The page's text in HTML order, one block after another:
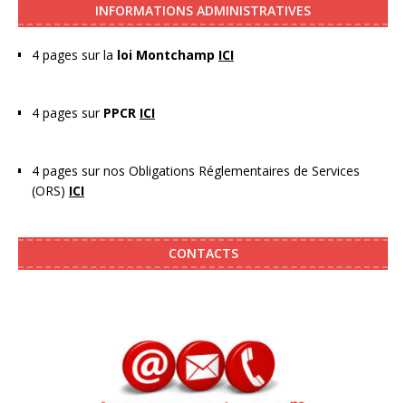
INFORMATIONS ADMINISTRATIVES
4 pages sur la loi Montchamp ICI
4 pages sur PPCR ICI
4 pages sur nos Obligations Réglementaires de Services
(ORS) ICI
CONTACTS